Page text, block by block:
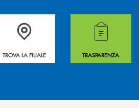
il form e noi ti richiamiamo
La&nbsp; Filiale &nbsp;vicina a te. &nbsp;
TROVA LA FILIALE
Hai bisogno di
TRASPARENZA